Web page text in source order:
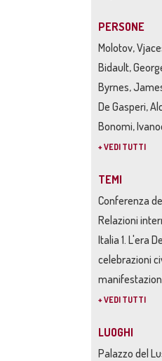
PERSONE
Molotov,
Bidault,
Byrnes,
De Gasperi,
Bonomi,
+ VEDI TUTTI
TEMI
Conferenza
Relazioni
Italia 1. L'era
celebrazioni
+ VEDI TUTTI
LUOGHI
Palazzo del